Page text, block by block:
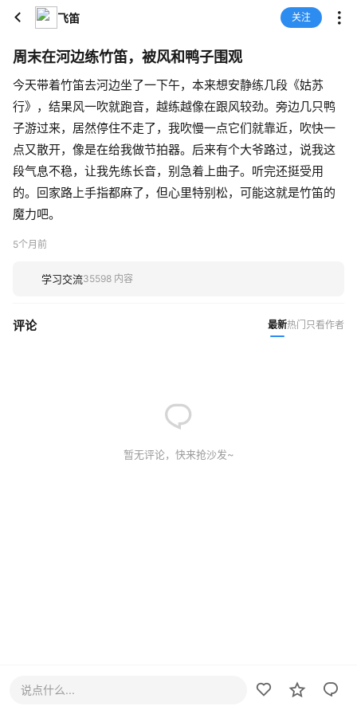
飞笛 关注
周末在河边练竹笛，被风和鸭子围观
今天带着竹笛去河边坐了一下午，本来想安静练几段《姑苏
行》，结果风一吹就跑音，越练越像在跟风较劲。旁边几只鸭
子游过来，居然停住不走了，我吹慢一点它们就靠近，吹快一
点又散开，像是在给我做节拍器。后来有个大爷路过，说我这
段气息不稳，让我先练长音，别急着上曲子。听完还挺受用
的。回家路上手指都麻了，但心里特别松，可能这就是竹笛的
魔力吧。
5个月前
学习交流35598 内容
评论 最新热门 只看作者
暂无评论，快来抢沙发~
说点什么...